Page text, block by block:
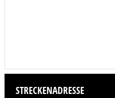
STRECKENADRESSE